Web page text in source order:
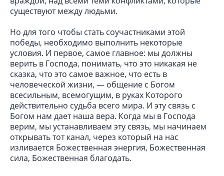
существуют между людьми.
Но для того чтобы стать соучастниками этой
победы, необходимо выполнить некоторые
условия. И первое, самое главное: мы должны
верить в Господа, понимать, что это никакая не
сказка, что это самое важное, что есть в
человеческой жизни, — общение с Богом
всесильным, всемогущим, в руках Которого
действительно судьба всего мира. И эту связь с
Богом нам дает наша вера. Когда мы в Господа
верим, мы устанавливаем эту связь, мы начинаем
открывать тот канал, через который на нас
изливается Божественная энергия, Божественная
сила, Божественная благодать.